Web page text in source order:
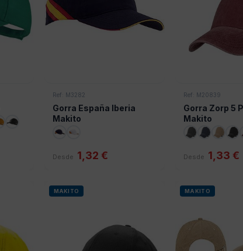
Ref: M3282
Gorra España Iberia
Makito
Desde 1,32 €
Ref: M20839
Gorra Zorp 5
Makito
Desde 1,33 €
MAKITO MAKITO